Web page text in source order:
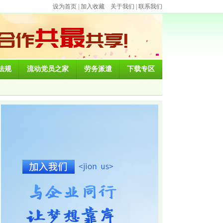
设为首页 加入收藏 关于我们 联系我们
规 流动党员之家 劳务派遣 下载专区